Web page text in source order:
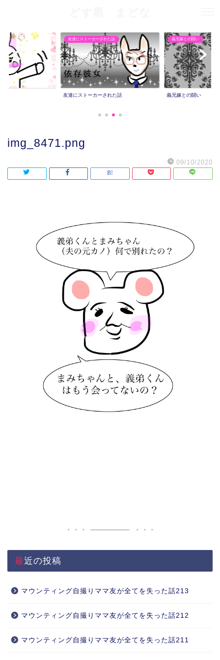
友達にストーカーされた話
友達にストーカーされた話
義兄嫁との闘い
義兄嫁との闘い
img_8471.png
09/10/2020
最近の投稿
マウンティング自撮りママ友が全てを失った話213
マウンティング自撮りママ友が全てを失った話212
マウンティング自撮りママ友が全てを失った話211